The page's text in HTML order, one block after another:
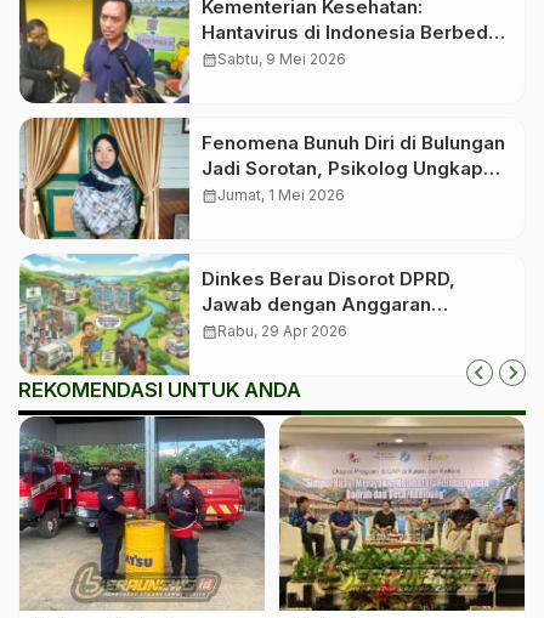
Kementerian Kesehatan:
Hantavirus di Indonesia Berbeda
dengan yang Ada di MV Hondius
calendar_monthSabtu, 9 Mei 2026
Fenomena Bunuh Diri di Bulungan
Jadi Sorotan, Psikolog Ungkap
Faktor Ekonomi hingga Isolasi
calendar_monthJumat, 1 Mei 2026
Dinkes Berau Disorot DPRD,
Jawab dengan Anggaran
Fantastis untuk Layanan
calendar_monthRabu, 29 Apr 2026
REKOMENDASI UNTUK ANDA